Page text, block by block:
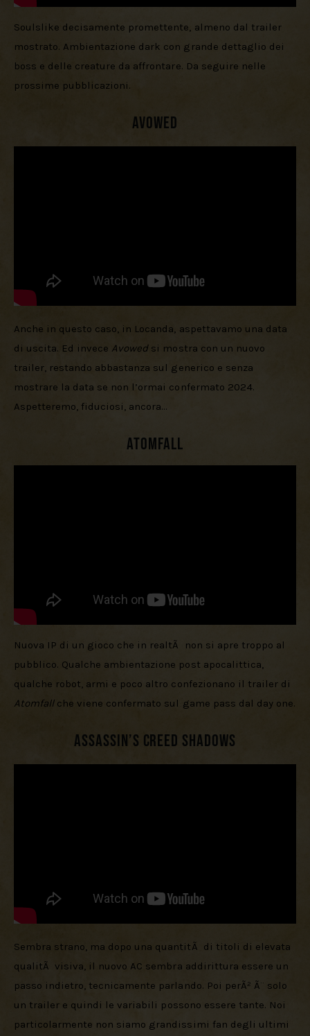
Soulslike decisamente promettente, almeno dal trailer
mostrato. Ambientazione dark con grande dettaglio dei
boss e delle creature da affrontare. Da seguire nelle
prossime pubblicazioni.
Avowed
Anche in questo caso, in Locanda, aspettavamo una data
di uscita. Ed invece Avowed si mostra con un nuovo
trailer, restando abbastanza sul generico e senza
mostrare la data se non l’ormai confermato 2024.
Aspetteremo, fiduciosi, ancora…
Atomfall
Nuova IP di un gioco che in realtÃ  non si apre troppo al
pubblico. Qualche ambientazione post apocalittica,
qualche robot, armi e poco altro confezionano il trailer di
Atomfall che viene confermato sul game pass dal day one.
Assassin’s Creed Shadows
Sembra strano, ma dopo una quantitÃ  di titoli di elevata
qualitÃ  visiva, il nuovo AC sembra addirittura essere un
passo indietro, tecnicamente parlando. Poi perÃ² Ã¨ solo
un trailer e quindi le variabili possono essere tante. Noi
particolarmente non siamo grandissimi fan degli ultimi